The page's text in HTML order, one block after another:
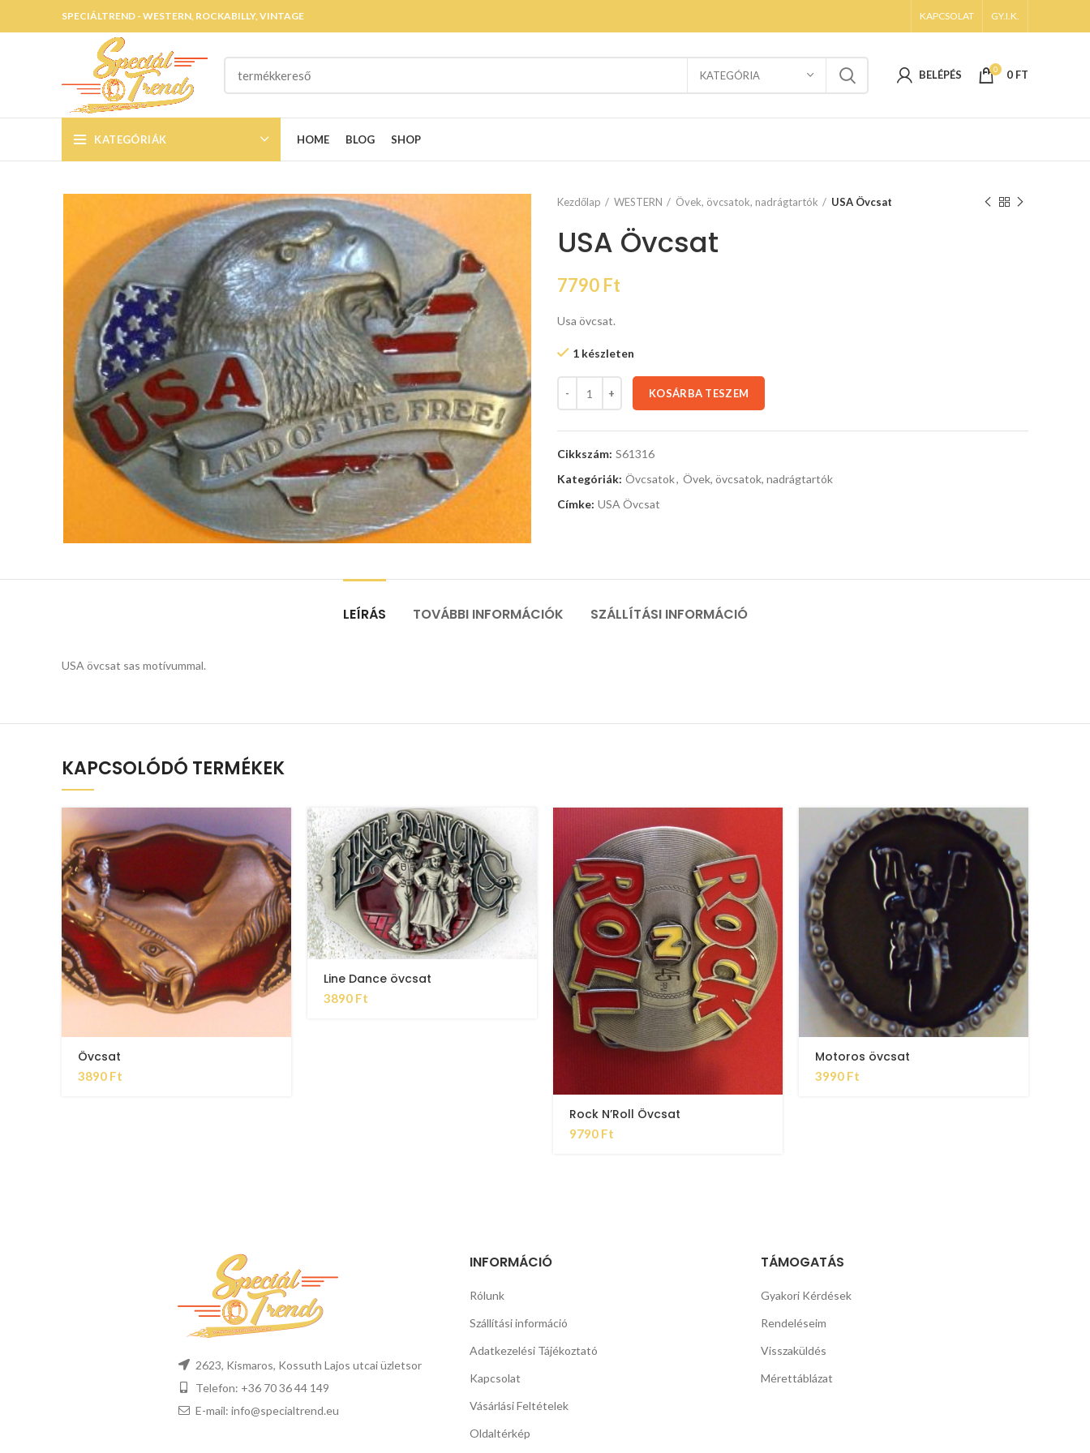
SPECIÁLTREND - WESTERN, ROCKABILLY, VINTAGE KAPCSOLAT GY.I.K.
KATEGÓRIA BELÉPÉS 0 0 FT
KATEGÓRIÁK HOME BLOG SHOP
Kezdőlap WESTERN Övek, övcsatok, nadrágtartók USA Övcsat
USA Övcsat
7790 Ft
Usa övcsat.
1 készleten
KOSÁRBA TESZEM
Cikkszám: S61316
Kategóriák: Övcsatok, Övek, övcsatok, nadrágtartók
Címke: USA Övcsat
LEÍRÁS TOVÁBBI INFORMÁCIÓK SZÁLLÍTÁSI INFORMÁCIÓ
USA övcsat sas motívummal.
KAPCSOLÓDÓ TERMÉKEK
Övcsat
3890 Ft
Line Dance övcsat
3890 Ft
Rock N’Roll Övcsat
9790 Ft
Motoros övcsat
3990 Ft
2623, Kismaros, Kossuth Lajos utcai üzletsor
Telefon: +36 70 36 44 149
E-mail: info@specialtrend.eu
INFORMÁCIÓ
Rólunk
Szállítási információ
Adatkezelési Tájékoztató
Kapcsolat
Vásárlási Feltételek
Oldaltérkép
TÁMOGATÁS
Gyakori Kérdések
Rendeléseim
Visszaküldés
Mérettáblázat